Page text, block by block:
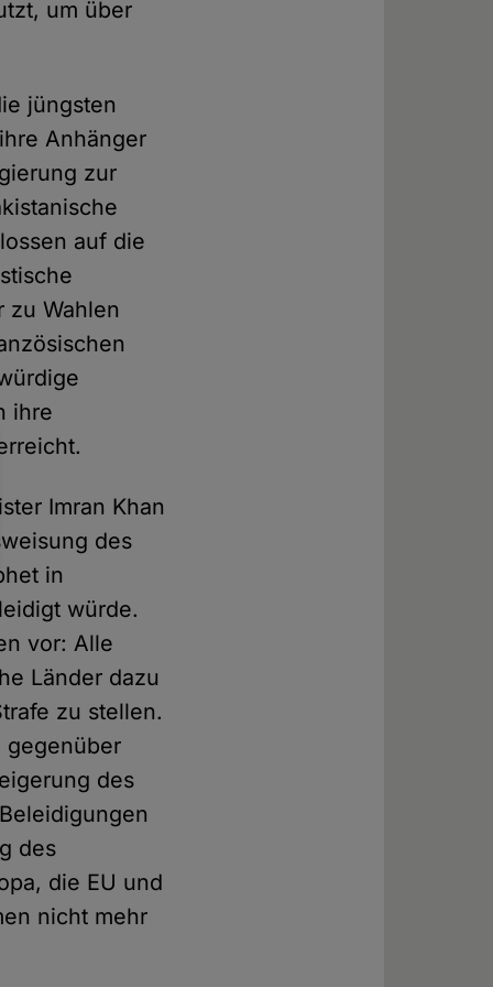
um über
jüngsten
Anhänger
zur
auf die
zu Wahlen
ihre
Imran Khan
des
in
würde.
vor: Alle
Länder dazu
zu stellen.
gegenüber
des
des
die EU und
nicht mehr